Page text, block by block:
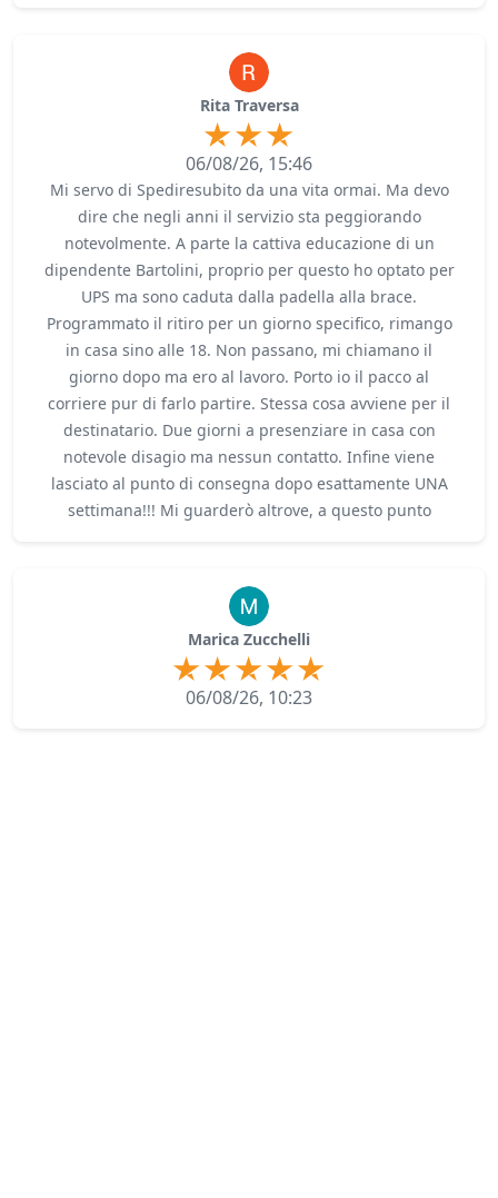
Rita Traversa
06/08/26, 15:46
Mi servo di Spediresubito da una vita ormai. Ma devo
dire che negli anni il servizio sta peggiorando
notevolmente. A parte la cattiva educazione di un
dipendente Bartolini, proprio per questo ho optato per
UPS ma sono caduta dalla padella alla brace.
Programmato il ritiro per un giorno specifico, rimango
in casa sino alle 18. Non passano, mi chiamano il
giorno dopo ma ero al lavoro. Porto io il pacco al
corriere pur di farlo partire. Stessa cosa avviene per il
destinatario. Due giorni a presenziare in casa con
notevole disagio ma nessun contatto. Infine viene
lasciato al punto di consegna dopo esattamente UNA
settimana!!! Mi guarderò altrove, a questo punto
Marica Zucchelli
06/08/26, 10:23